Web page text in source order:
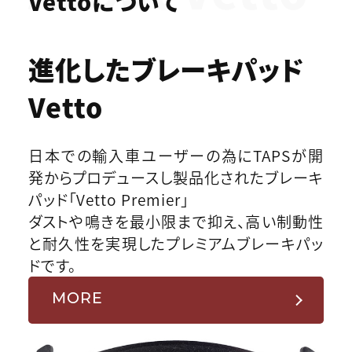
進化したブレーキパッド
Vetto
日本での輸入車ユーザーの為にTAPSが開
発からプロデュースし製品化されたブレーキ
パッド「Vetto Premier」
ダストや鳴きを最小限まで抑え、高い制動性
と耐久性を実現したプレミアムブレーキパッ
ドです。
MORE